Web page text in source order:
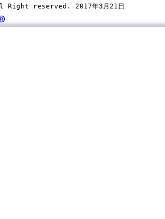
Right reserved. 2017年3月21日